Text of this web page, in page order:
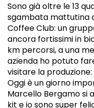
Sono già oltre le 13
sgambata mattutina
Coffee Club: un
ancora fortissimi in
km percorsi, a una
azienda ho potuto
visitare la
Oggi è un giorno
Marcello Bergamo si
kit e io sono super